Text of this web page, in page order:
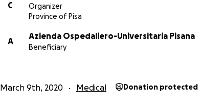
C
Organizer
Province of Pisa
A
Azienda Ospedaliero-Universitaria Pisana
Beneficiary
March 9th, 2020 Medical Donation protected